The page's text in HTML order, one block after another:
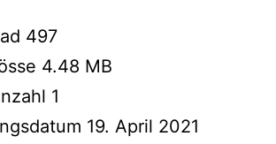
497
4.48 MB
1
19. April 2021